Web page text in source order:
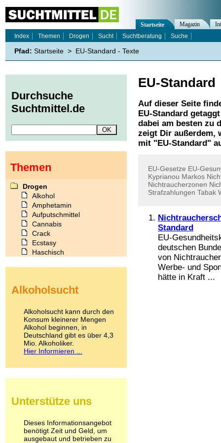
EU-Standard
Auf dieser Seite
EU-Standard
dabei am besten zu
zeigt Dir außerdem,
mit " EU-Standard "
EU-Gesetze EU-
Kyprianou Markos
Nichtraucherzonen
Strafzahlungen Tabak
Standard
EU-
deutschen
von
Werbe- und
hätte in Kraft ...
Startseite Magazin
Index
Themen Drogen Sucht Suchtberatung Suche
Pfad: Startseite > EU-Standard - Texte
Durchsuche
Suchtmittel.de
Themen
Drogen
Alkohol
Amphetamin
Aufputschmittel
Cannabis
Crack
Ecstasy
Haschisch
Kokain
LSD
Marihuana
Medikamente
Meskalin
Metamphetamin
Methadon
Pilze
Psychopharmaka
Schlafmittel
Schmerzmittel
Alkoholsucht
Alkoholsucht kann durch den
Konsum kleinerer Mengen
Alkohol beginnen, in
Deutschland gibt es über 4,3
Mio. Alkoholiker.
Hier Informieren ...
Unterstütze uns
Dieses Informationsangebot
benötigt Zeit und Geld, um
ausgebaut und betrieben zu